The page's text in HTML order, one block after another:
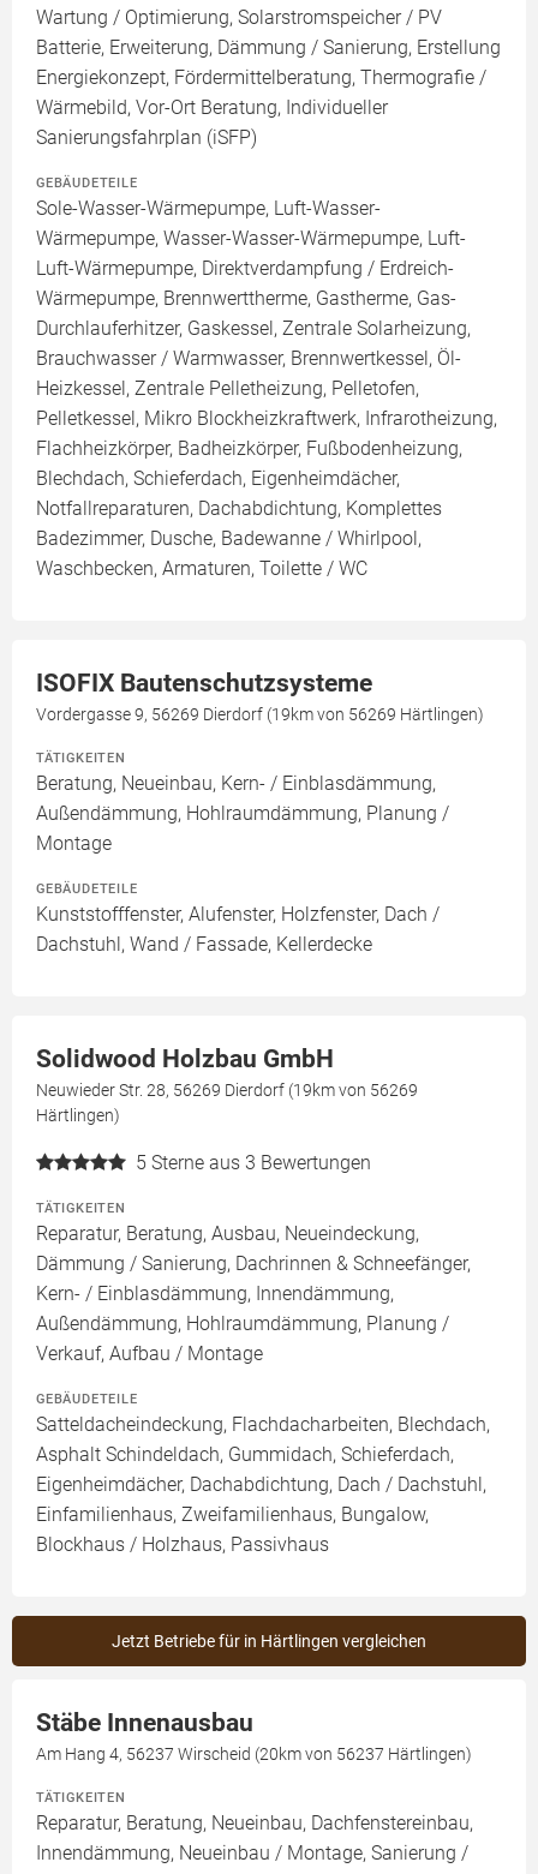
Wartung / Optimierung, Solarstromspeicher / PV
Batterie, Erweiterung, Dämmung / Sanierung, Erstellung
Energiekonzept, Fördermittelberatung, Thermografie /
Wärmebild, Vor-Ort Beratung, Individueller
Sanierungsfahrplan (iSFP)
GEBÄUDETEILE
Sole-Wasser-Wärmepumpe, Luft-Wasser-
Wärmepumpe, Wasser-Wasser-Wärmepumpe, Luft-
Luft-Wärmepumpe, Direktverdampfung / Erdreich-
Wärmepumpe, Brennwerttherme, Gastherme, Gas-
Durchlauferhitzer, Gaskessel, Zentrale Solarheizung,
Brauchwasser / Warmwasser, Brennwertkessel, Öl-
Heizkessel, Zentrale Pelletheizung, Pelletofen,
Pelletkessel, Mikro Blockheizkraftwerk, Infrarotheizung,
Flachheizkörper, Badheizkörper, Fußbodenheizung,
Blechdach, Schieferdach, Eigenheimdächer,
Notfallreparaturen, Dachabdichtung, Komplettes
Badezimmer, Dusche, Badewanne / Whirlpool,
Waschbecken, Armaturen, Toilette / WC
ISOFIX Bautenschutzsysteme
Vordergasse 9, 56269 Dierdorf (19km von 56269 Härtlingen)
TÄTIGKEITEN
Beratung, Neueinbau, Kern- / Einblasdämmung,
Außendämmung, Hohlraumdämmung, Planung /
Montage
GEBÄUDETEILE
Kunststofffenster, Alufenster, Holzfenster, Dach /
Dachstuhl, Wand / Fassade, Kellerdecke
Solidwood Holzbau GmbH
Neuwieder Str. 28, 56269 Dierdorf (19km von 56269
Härtlingen)
5 Sterne aus 3 Bewertungen
TÄTIGKEITEN
Reparatur, Beratung, Ausbau, Neueindeckung,
Dämmung / Sanierung, Dachrinnen & Schneefänger,
Kern- / Einblasdämmung, Innendämmung,
Außendämmung, Hohlraumdämmung, Planung /
Verkauf, Aufbau / Montage
GEBÄUDETEILE
Satteldacheindeckung, Flachdacharbeiten, Blechdach,
Asphalt Schindeldach, Gummidach, Schieferdach,
Eigenheimdächer, Dachabdichtung, Dach / Dachstuhl,
Einfamilienhaus, Zweifamilienhaus, Bungalow,
Blockhaus / Holzhaus, Passivhaus
Jetzt Betriebe für in Härtlingen vergleichen
Stäbe Innenausbau
Am Hang 4, 56237 Wirscheid (20km von 56237 Härtlingen)
TÄTIGKEITEN
Reparatur, Beratung, Neueinbau, Dachfenstereinbau,
Innendämmung, Neueinbau / Montage, Sanierung /